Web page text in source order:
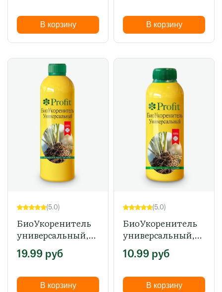
В корзину В корзину
(5.0)
БиоУкоренитель
универсальный,
500 мл
19.99 руб
В корзину
(5.0)
БиоУкоренитель
универсальный,
200 мл
10.99 руб
В корзину